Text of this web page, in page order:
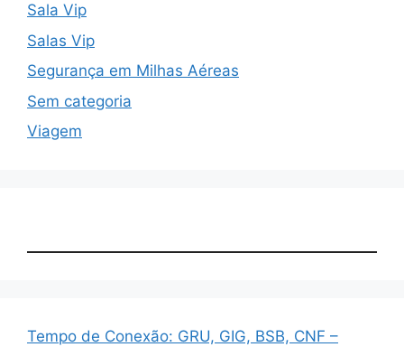
Sala Vip
Salas Vip
Segurança em Milhas Aéreas
Sem categoria
Viagem
Tempo de Conexão: GRU, GIG, BSB, CNF –